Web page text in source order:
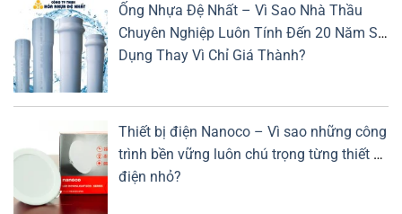
Ống Nhựa Đệ Nhất – Vì Sao Nhà Thầu
Chuyên Nghiệp Luôn Tính Đến 20 Năm Sử
Dụng Thay Vì Chỉ Giá Thành?
Thiết bị điện Nanoco – Vì sao những công
trình bền vững luôn chú trọng từng thiết bị
điện nhỏ?